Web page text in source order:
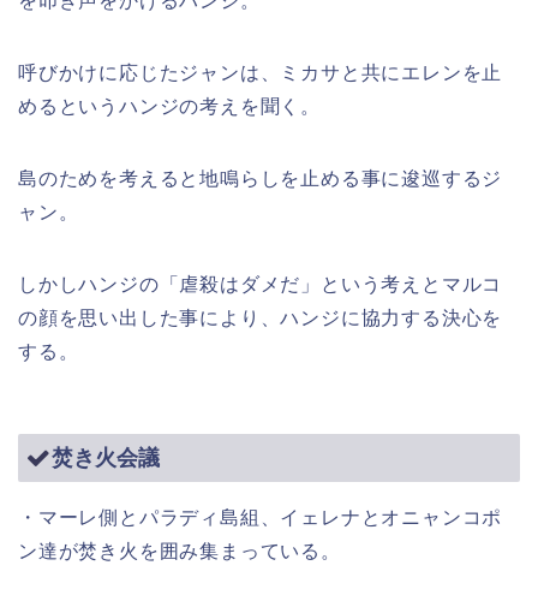
呼びかけに応じたジャンは、ミカサと共にエレンを止
めるというハンジの考えを聞く。
島のためを考えると地鳴らしを止める事に逡巡するジ
ャン。
しかしハンジの「虐殺はダメだ」という考えとマルコ
の顔を思い出した事により、ハンジに協力する決心を
する。
焚き火会議
・マーレ側とパラディ島組、イェレナとオニャンコポ
ン達が焚き火を囲み集まっている。